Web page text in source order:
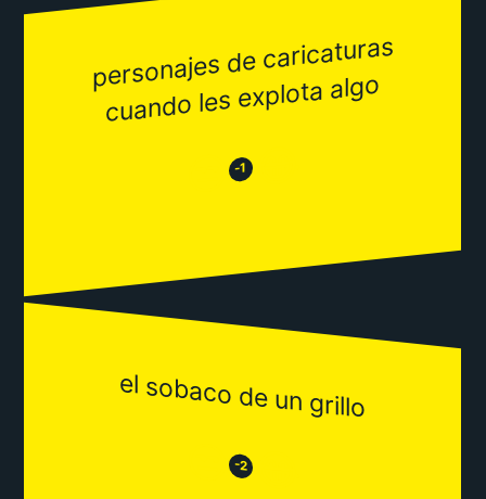
personajes de caricaturas
cuando les explota algo
😒 -1 😂
el sobaco de un grillo
😒 -2 😂